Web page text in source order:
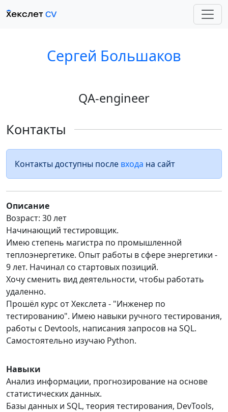
Сергей Большаков
QA-engineer
Контакты
Контакты доступны после входа на сайт
Описание
Возраст: 30 лет
Начинающий тестировщик.
Имею степень магистра по промышленной
теплоэнергетике. Опыт работы в сфере энергетики -
9 лет. Начинал со стартовых позиций.
Хочу сменить вид деятельности, чтобы работать
удаленно.
Прошёл курс от Хекслета - "Инженер по
тестированию". Имею навыки ручного тестирования,
работы с Devtools, написания запросов на SQL.
Самостоятельно изучаю Python.
Навыки
Анализ информации, прогнозирование на основе
статистических данных.
Базы данных и SQL, теория тестирования, DevTools,